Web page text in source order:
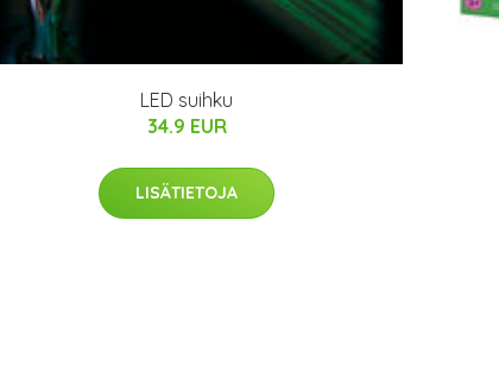
LED suihku
34.9 EUR
LISÄTIETOJA